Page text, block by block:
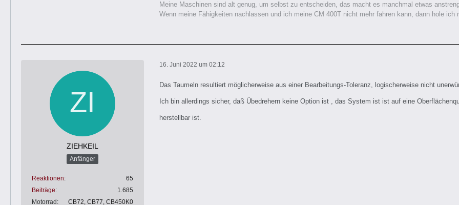
Meine Maschinen sind alt genug, um selbst zu entscheiden, das macht es manchmal etwas
Wenn meine Fähigkeiten nachlassen und ich meine CM 400T nicht mehr fahren kann, dann hole
ZIEHKEIL
Anfänger
Reaktionen
65
Beiträge
1.685
Motorrad
CB72, CB77, CB450K0
16. Juni 2022 um 02:12
Das Taumeln resultiert möglicherweise aus einer Bearbeitungs-Toleranz, logischerweise nicht
Ich bin allerdings sicher, daß Übedrehern keine Option ist , das System ist ist auf eine
herstellbar ist.